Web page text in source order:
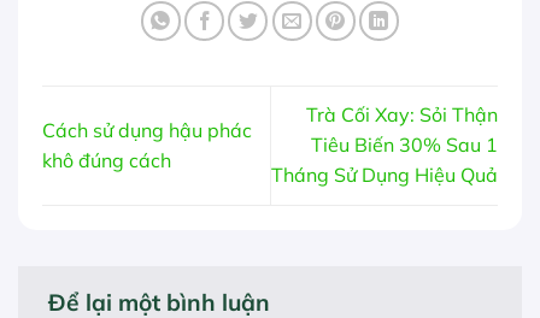
Cách sử dụng hậu phác
khô đúng cách
Trà Cối Xay: Sỏi Thận
Tiêu Biến 30% Sau 1
Tháng Sử Dụng Hiệu Quả
Để lại một bình luận